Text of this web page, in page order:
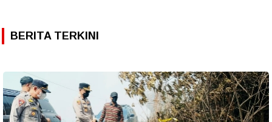
BERITA TERKINI